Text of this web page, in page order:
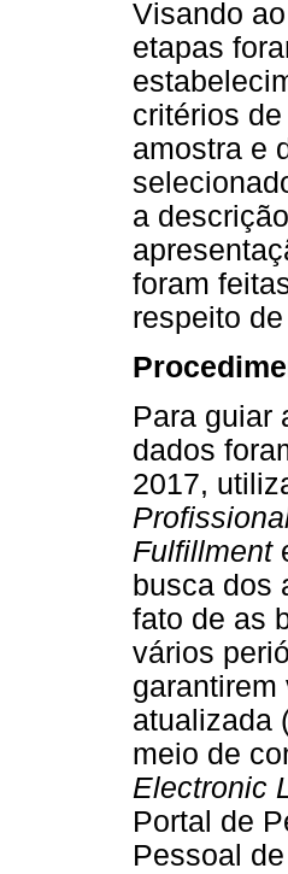
Visando
etapas
critérios
amostra e
a
foram
respeito
Para guiar
dados
2017,
Fulfillment
busca dos
fato de as
vários
atualizada
meio de
Electronic
Portal de
Pessoal